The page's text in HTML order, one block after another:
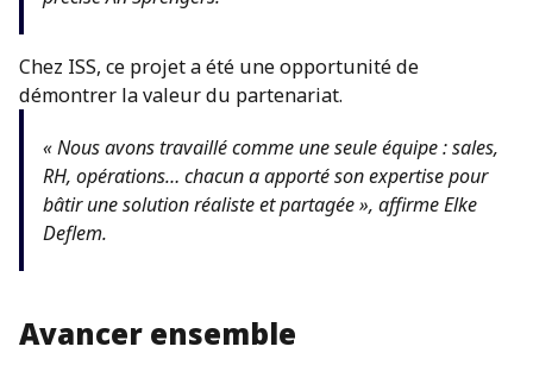
Chez ISS, ce projet a été une opportunité de
démontrer la valeur du partenariat.
« Nous avons travaillé comme une seule équipe : sales,
RH, opérations… chacun a apporté son expertise pour
bâtir une solution réaliste et partagée », affirme Elke
Deflem.
Avancer ensemble